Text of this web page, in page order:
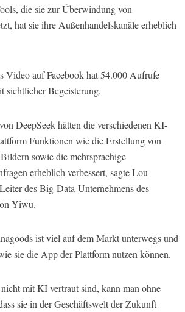
die sie zur Überwindung von
hat sie ihre Außenhandelskanäle erheblich
Video auf Facebook hat 54.000 Aufrufe
sichtlicher Begeisterung.
DeepSeek hätten die verschiedenen KI-
Funktionen wie die Erstellung von
sowie die mehrsprachige
erheblich verbessert, sagte Lou
des Big-Data-Unternehmens des
Yiwu.
ist viel auf dem Markt unterwegs und
sie die App der Plattform nutzen können.
mit KI vertraut sind, kann man ohne
sie in der Geschäftswelt der Zukunft